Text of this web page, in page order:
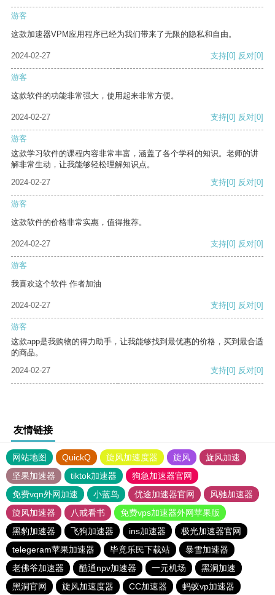
游客
这款加速器VPM应用程序已经为我们带来了无限的隐私和自由。
2024-02-27 支持[0] 反对[0]
游客
这款软件的功能非常强大，使用起来非常方便。
2024-02-27 支持[0] 反对[0]
游客
这款学习软件的课程内容非常丰富，涵盖了各个学科的知识。老师的讲
解非常生动，让我能够轻松理解知识点。
2024-02-27
支持[0] 反对[0]
游客
这款软件的价格非常实惠，值得推荐。
2024-02-27 支持[0] 反对[0]
游客
我喜欢这个软件 作者加油
2024-02-27 支持[0] 反对[0]
游客
这款app是我购物的得力助手，让我能够找到最优惠的价格，买到最合适
的商品。
2024-02-27
支持[0] 反对[0]
友情链接
网站地图 QuickQ 旋风加速度器 旋风
旋风加速
坚果加速器
tiktok加速器
狗急加速器官网
免费vqn外网加速
小蓝鸟 优途加速器官网
风驰加速器
旋风加速器
八戒看书
免费vps加速器外网苹果版
黑豹加速器
飞狗加速器 ins加速器
极光加速器官网
telegeram苹果加速器
毕竟乐民下载站
暴雪加速器
老佛爷加速器
酷通npv加速器 一元机场
黑洞加速
黑洞官网
旋风加速度器 CC加速器 蚂蚁vp加速器